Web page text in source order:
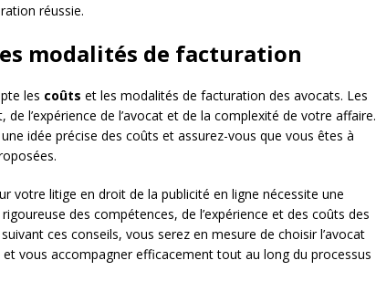
réussie.
modalités de facturation
les coûts et les modalités de facturation des avocats. Les
l’expérience de l’avocat et de la complexité de votre affaire.
idée précise des coûts et assurez-vous que vous êtes à
votre litige en droit de la publicité en ligne nécessite une
des compétences, de l’expérience et des coûts des
ces conseils, vous serez en mesure de choisir l’avocat
vous accompagner efficacement tout au long du processus